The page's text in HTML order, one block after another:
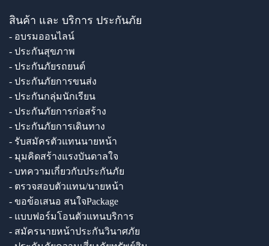
สินค้า และ บริการ ประกันภัย
- อบรมออนไลน์
- ประกันสุขภาพ
- ประกันภัยรถยนต์
- ประกันภัยการขนส่ง
- ประกันกลุ่มนักเรียน
- ประกันภัยการก่อสร้าง
- ประกันภัยการเดินทาง
- รับสมัครตัวแทนนายหน้า
- มุมคิดสร้างแรงบันดาลใจ
- บทความเกี่ยวกับประกันภัย
- ตรวจสอบตัวแทน/นายหน้า
- ขอข้อเสนอ สนใจPackage
- แบบฟอร์มโอนตัวแทนบริการ
- สมัครนายหน้าประกันวินาศภัย